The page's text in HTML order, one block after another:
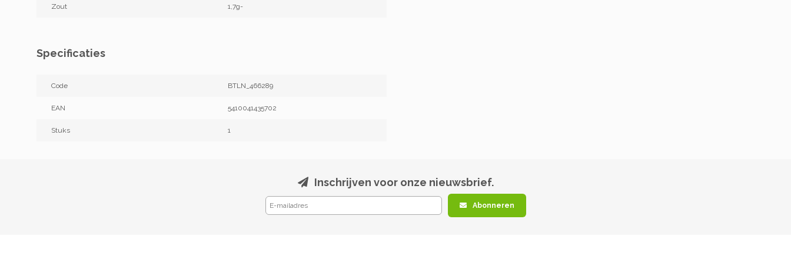
Zout 1,7g-
Specificaties
Code BTLN_466289
EAN 5410041435702
Stuks 1
Inschrijven voor onze nieuwsbrief.
Abonneren